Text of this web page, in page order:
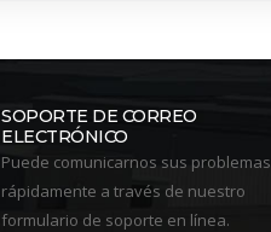
SOPORTE DE CORREO
ELECTRÓNICO
Puede comunicarnos sus problemas
rápidamente a través de nuestro
formulario de soporte en línea.